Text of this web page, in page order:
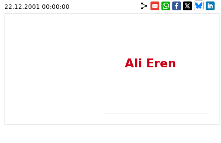
22.12.2001 00:00:00
Ali Eren